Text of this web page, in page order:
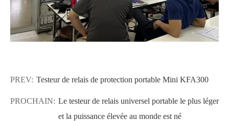
PREV: Testeur de relais de protection portable Mini KFA300
PROCHAIN: Le testeur de relais universel portable le plus léger
et la puissance élevée au monde est né